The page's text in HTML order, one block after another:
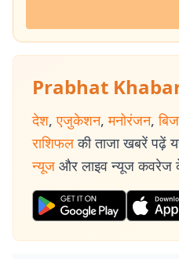
Prabhat
देश, एजुकेशन, मनोरंजन,
राशिफल की ताजा खबरें पढ़ें
न्यूज और लाइव न्यूज कवरेज